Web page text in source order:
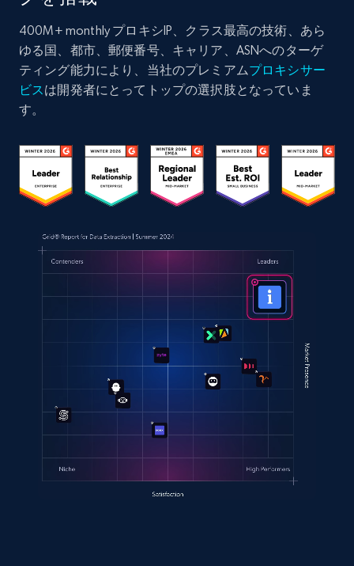
400M+ monthly プロキシIP、クラス最高の技術、あら
ゆる国、都市、郵便番号、キャリア、ASNへのターゲ
ティング能力により、当社のプレミアムプロキシサー
ビスは開発者にとってトップの選択肢となっていま
す。